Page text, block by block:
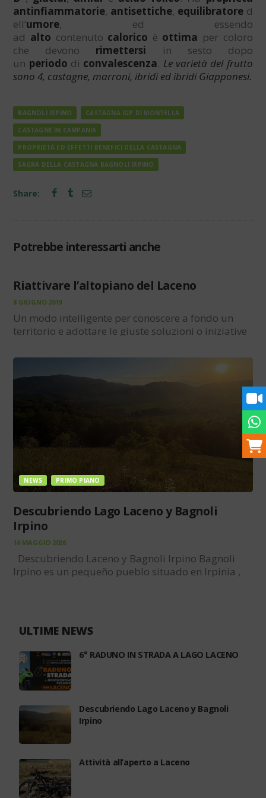
antinfiammatorie, antisettiche, equilibratored
ell’umore, ed essendo
ad alto contenuto calorico è ottima per coloro
che devono rimettersi in sesto dopo
un periodo di convalescenza. Le varietà del frutto
sono 4, castagne, marroni, ibridi ed ibridi Giapponesi.
BAGNOLI IRPINO CASTAGNA IGP DI MONTELLA
CASTAGNE IN CAMPANIA
PROPRIETÀ ED EFFETTI BENEFICI DELLA CASTAGNA
SAGRA DELLA CASTAGNA BAGNOLI IRPINO
Share:
Potrebbe interessarti anche
PRIMO
Riattivare l’altopiano del Laceno
8 GIUGNO 2019
Un modo intelligente per conoscere a fondo un
territorio e adottare le giuste soluzioni o iniziative
punto focale di questo workshop, qualcuno può
pensare che possa essere riduttivo, ma solo…
NEWS PRIMO PIANO
Descubriendo Lago Laceno y Bagnoli
Irpino
16 MAGGIO 2026
Descubriendo Laceno y Bagnoli Irpino Bagnoli
Irpino es un pequeño pueblo situado en Irpinia ,
ULTIME NEWS
6° RADUNO IN STRADA A LAGO LACENO
Descubriendo Lago Laceno y Bagnoli
Irpino
Attività all’aperto a Laceno